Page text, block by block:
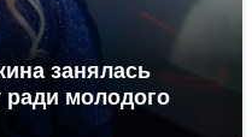
занялась
ради молодого